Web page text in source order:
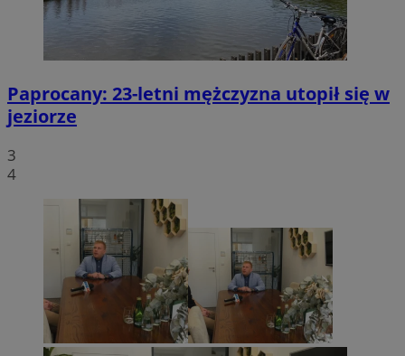
Paprocany: 23-letni mężczyzna utopił się w
jeziorze
3
4